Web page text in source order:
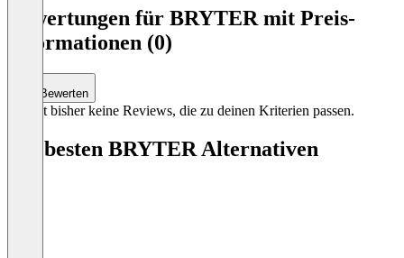
Bewertungen für BRYTER mit Preis-
Informationen (0)
Bewerten
Es gibt bisher keine Reviews, die zu deinen Kriterien passen.
Die besten BRYTER Alternativen